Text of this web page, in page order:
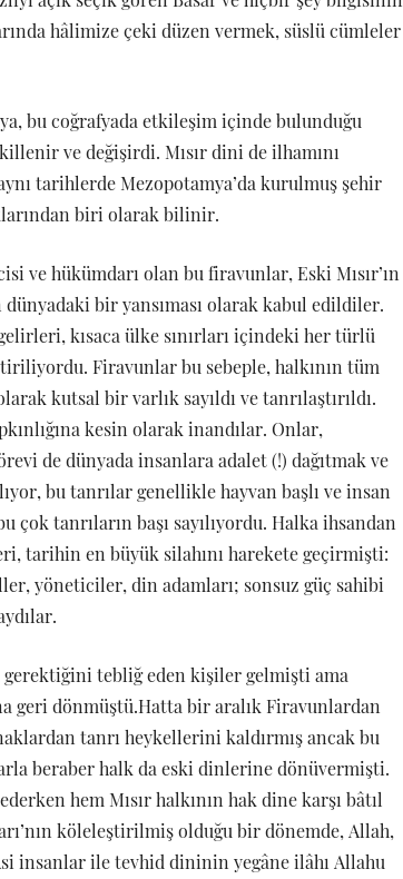
hâlimize çeki düzen vermek, süslü cümleler
bu coğrafyada etkileşim içinde bulunduğu
ve değişirdi. Mısır dini de ilhamını
tarihlerde Mezopotamya’da kurulmuş şehir
biri olarak bilinir.
ve hükümdarı olan bu firavunlar, Eski Mısır’ın
bir yansıması olarak kabul edildiler.
kısaca ülke sınırları içindeki her türlü
Firavunlar bu sebeple, halkının tüm
kutsal bir varlık sayıldı ve tanrılaştırıldı.
kesin olarak inandılar. Onlar,
de dünyada insanlara adalet (!) dağıtmak ve
bu tanrılar genellikle hayvan başlı ve insan
tanrıların başı sayılıyordu. Halka ihsandan
tarihin en büyük silahını harekete geçirmişti:
yöneticiler, din adamları; sonsuz güç sahibi
tebliğ eden kişiler gelmişti ama
geri dönmüştü.Hatta bir aralık Firavunlardan
tanrı heykellerini kaldırmış ancak bu
beraber halk da eski dinlerine dönüvermişti.
hem Mısır halkının hak dine karşı bâtıl
köleleştirilmiş olduğu bir dönemde, Allah,
insanlar ile tevhid dininin yegâne ilâhı Allahu